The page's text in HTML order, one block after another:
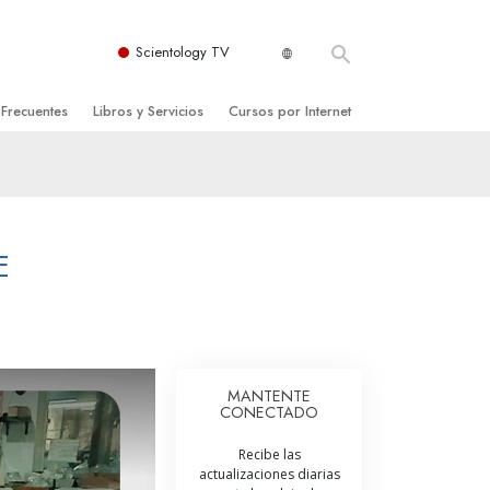
Scientology TV
de Scientology
Libros y Servicios
Introductorias
Cursos por Internet
La Integridad y la Honestidad
El Matrimonio
La Escala Tonal Emocional
MANTENTE
CONECTADO
Recibe las
actualizaciones diarias